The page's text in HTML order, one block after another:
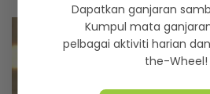
Dapatkan ganjaran
Kumpul mata
pelbagai aktiviti harian
the-Wheel!